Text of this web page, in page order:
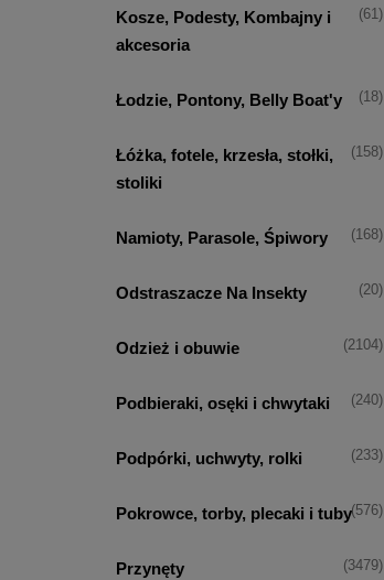
Kosze, Podesty, Kombajny i
akcesoria
(61)
Łodzie, Pontony, Belly Boat'y (18)
Łóżka, fotele, krzesła, stołki,
stoliki
(158)
Namioty, Parasole, Śpiwory (168)
Odstraszacze Na Insekty (20)
Odzież i obuwie (2104)
Podbieraki, osęki i chwytaki (240)
Podpórki, uchwyty, rolki (233)
Pokrowce, torby, plecaki i tuby(576)
Przynęty (3479)